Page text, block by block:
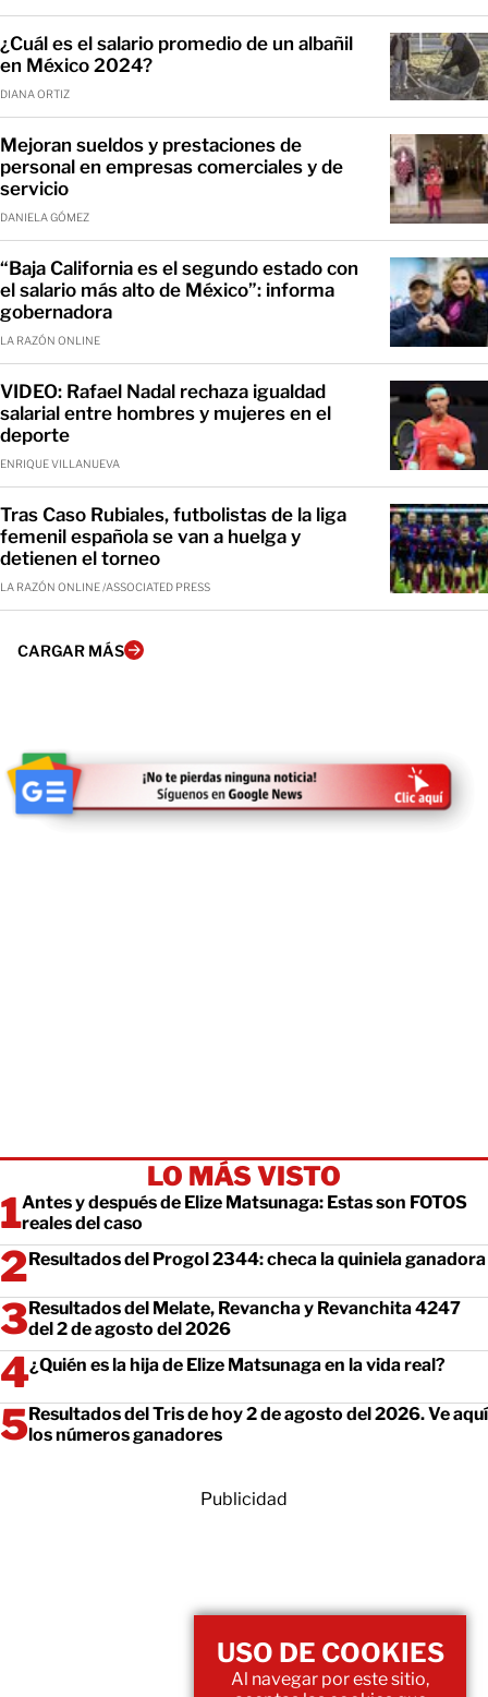
¿Cuál es el salario promedio de un albañil
en México 2024?
DIANA ORTIZ
Mejoran sueldos y prestaciones de
personal en empresas comerciales y de
servicio
DANIELA GÓMEZ
“Baja California es el segundo estado con
el salario más alto de México”: informa
gobernadora
LA RAZÓN ONLINE
VIDEO: Rafael Nadal rechaza igualdad
salarial entre hombres y mujeres en el
deporte
ENRIQUE VILLANUEVA
Tras Caso Rubiales, futbolistas de la liga
femenil española se van a huelga y
detienen el torneo
LA RAZÓN ONLINE /ASSOCIATED PRESS
CARGAR MÁS
LO MÁS VISTO
Antes y después de Elize Matsunaga: Estas son FOTOS
reales del caso
Resultados del Progol 2344: checa la quiniela ganadora
Resultados del Melate, Revancha y Revanchita 4247
del 2 de agosto del 2026
¿Quién es la hija de Elize Matsunaga en la vida real?
Resultados del Tris de hoy 2 de agosto del 2026. Ve aquí
los números ganadores
Publicidad
USO DE COOKIES
Al navegar por este sitio,